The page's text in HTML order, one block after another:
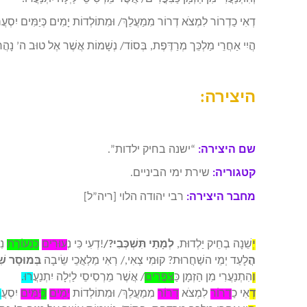
דְאִי כַדְרוֹר לִמְצֹא דְרוֹר מִמַעֲלֵךְ/ וּמִתוֹלְדוֹת יָמִים כְּיַמִּים
הֲיִי אַחֲרֵי מַלְכֵּך מְרַדֶּפֶת, בְּסוֹד/ נְשָׁמוֹת אֲשֶׁר אֶל טוּב ה’
היצירה:
שם היצירה: “ישנה בחיק ילדות”.
קטגוריה: שירת ימי הביניים.
מחבר היצירה: רבי יהודה הלוי [ריה”ל]
יְשֵׁנָה בְחֵיק יַלְדוּת, לְמָתַי תִּשְׁכְּבִי/? דְעִי כִּי נְעוּרִים כַּנְעוֹרֶת
!
הלָעַד יְמֵי השַׁחֲרוּת? קוּמִי צְאִי,/ רְאִי מַלְאֲכֵי שֵׂיבָה בְּמוּסָר
הִתְנַעֲרִי מִן הַזְמָן כַּצִפֳּרִים/ אֲשֶׁר מֵרְסִיסֵי לַיְלָה יִתְנַעֲרוּ.
דְאִי כַדְרוֹר לִמְצֹא דְרוֹר מִמַעֲלֵךְ/ וּמִתוֹלְדוֹת יָמִים כְּיַמִּים יִסְעֲ